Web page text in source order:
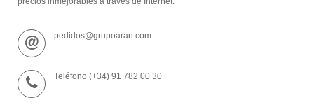
pedidos@grupoaran.com
Teléfono (+34) 91 782 00 30